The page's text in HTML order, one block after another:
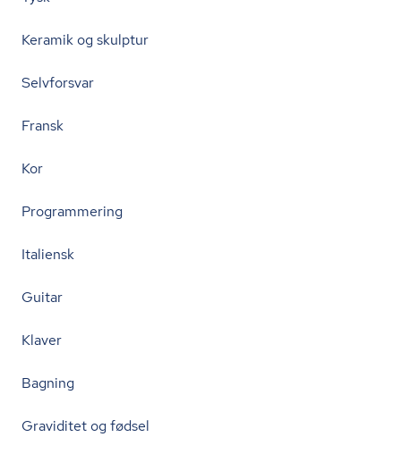
Keramik og skulptur
Selvforsvar
Fransk
Kor
Programmering
Italiensk
Guitar
Klaver
Bagning
Graviditet og fødsel